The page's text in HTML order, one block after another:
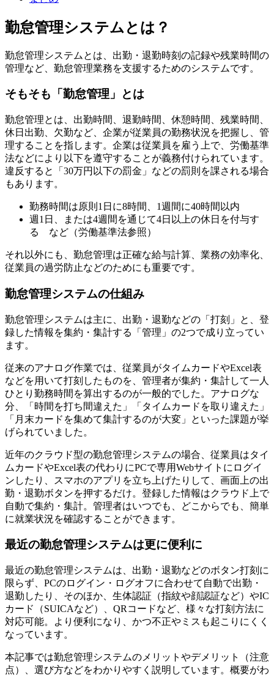
勤怠管理システムとは？
勤怠管理システムとは、出勤・退勤時刻の記録や残業時間の
管理など、勤怠管理業務を支援するためのシステムです。
そもそも「勤怠管理」とは
勤怠管理とは、出勤時間、退勤時間、休憩時間、残業時間、
休日出勤、欠勤など、企業が従業員の勤務状況を把握し、管
理することを指します。企業は従業員を雇う上で、労働基準
法などにより以下を遵守することが義務付けられています。
違反すると「30万円以下の罰金」などの罰則を課される場合
もあります。
勤務時間は原則1日に8時間、1週間に40時間以内
週1日、または4週間を通じて4日以上の休日を付与す
る など（労働基準法参照）
それ以外にも、勤怠管理は正確な給与計算、業務の効率化、
従業員の過労防止などのためにも重要です。
勤怠管理システムの仕組み
勤怠管理システムは主に、出勤・退勤などの「打刻」と、登
録した情報を集約・集計する「管理」の2つで成り立ってい
ます。
従来のアナログ作業では、従業員がタイムカードやExcel表
などを用いて打刻したものを、管理者が集約・集計して一人
ひとり勤務時間を算出するのが一般的でした。アナログな
分、「時間を打ち間違えた」「タイムカードを取り違えた」
「月末カードを集めて集計するのが大変」といった課題が挙
げられていました。
近年のクラウド型の勤怠管理システムの場合、従業員はタイ
ムカードやExcel表の代わりにPCで専用Webサイトにログイ
ンしたり、スマホのアプリを立ち上げたりして、画面上の出
勤・退勤ボタンを押するだけ。登録した情報はクラウド上で
自動で集約・集計。管理者はいつでも、どこからでも、簡単
に就業状況を確認することができます。
最近の勤怠管理システムは更に便利に
最近の勤怠管理システムは、出勤・退勤などのボタン打刻に
限らず、PCのログイン・ログオフに合わせて自動で出勤・
退勤したり、そのほか、生体認証（指紋や顔認証など）やIC
カード（SUICAなど）、QRコードなど、様々な打刻方法に
対応可能。より便利になり、かつ不正やミスも起こりにくく
なっています。
本記事では勤怠管理システムのメリットやデメリット（注意
点）、選び方などをわかりやすく説明しています。概要がわ